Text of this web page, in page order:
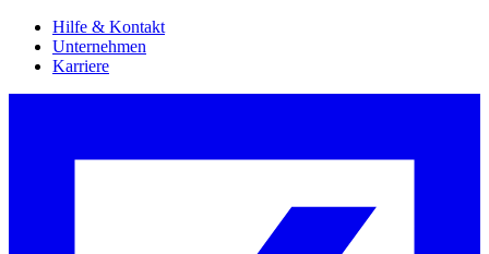
Hilfe & Kontakt
Unternehmen
Karriere